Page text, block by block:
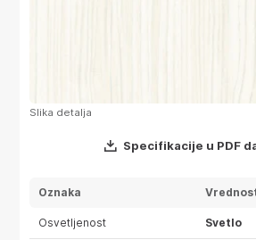
Slika detalja
Specifikacije u PDF
Oznaka
Osvetljenost Svetlo